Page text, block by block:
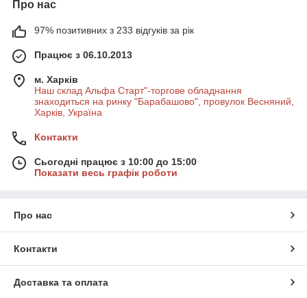
Про нас
97% позитивних з 233 відгуків за рік
Працює з 06.10.2013
м. Харків
Наш склад Альфа Старт"-торгове обладнання
знаходиться на ринку "Барабашово", провулок Весняний,
Харків, Україна
Контакти
Сьогодні працює з 10:00 до 15:00
Показати весь графік роботи
Про нас
Контакти
Доставка та оплата